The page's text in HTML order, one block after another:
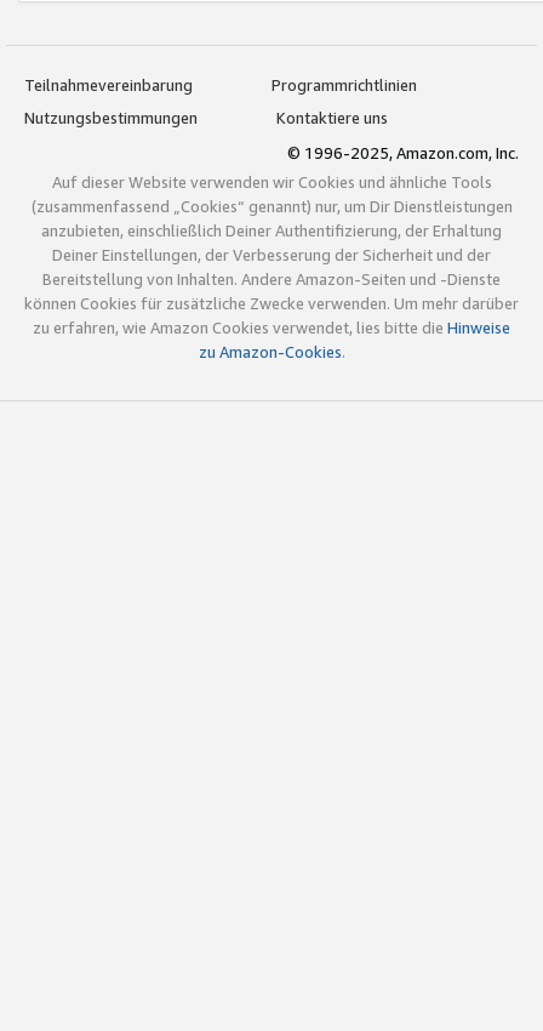
Teilnahmevereinbarung
Programmrichtlinien
Nutzungsbestimmungen
Kontaktiere uns
© 1996-2025, Amazon.com, Inc.
Auf dieser Website verwenden wir Cookies und ähnliche Tools
(zusammenfassend „Cookies“ genannt) nur, um Dir Dienstleistungen
anzubieten, einschließlich Deiner Authentifizierung, der Erhaltung
Deiner Einstellungen, der Verbesserung der Sicherheit und der
Bereitstellung von Inhalten. Andere Amazon-Seiten und -Dienste
können Cookies für zusätzliche Zwecke verwenden. Um mehr darüber
zu erfahren, wie Amazon Cookies verwendet, lies bitte die Hinweise
zu Amazon-Cookies.